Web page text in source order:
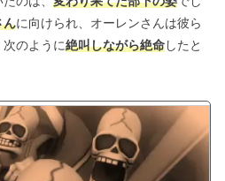
んに向けられ、オーレンさんは彼ら
のように絶叫しながら絶命したと